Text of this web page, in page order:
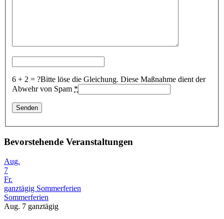
6 + 2 = ?Bitte löse die Gleichung. Diese Maßnahme dient der
Abwehr von Spam *
Bevorstehende Veranstaltungen
Aug.
7
Fr.
ganztägig Sommerferien
Sommerferien
Aug. 7 ganztägig